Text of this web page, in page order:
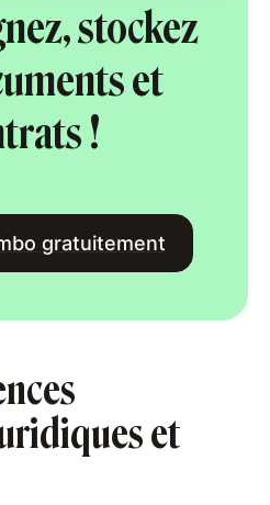
stockez
et
!
gratuitement
et